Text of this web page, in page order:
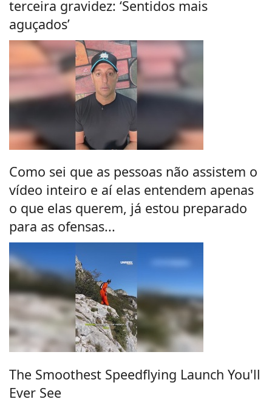
terceira gravidez: ‘Sentidos mais
aguçados’
Como sei que as pessoas não assistem o
vídeo inteiro e aí elas entendem apenas
o que elas querem, já estou preparado
para as ofensas...
The Smoothest Speedflying Launch You'll
Ever See